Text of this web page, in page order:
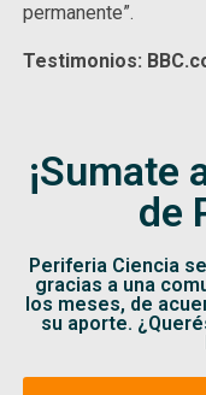
permanente”.
Testimonios:
¡Sumate
de
Periferia Ciencia
gracias a una
los meses, de
su aporte.